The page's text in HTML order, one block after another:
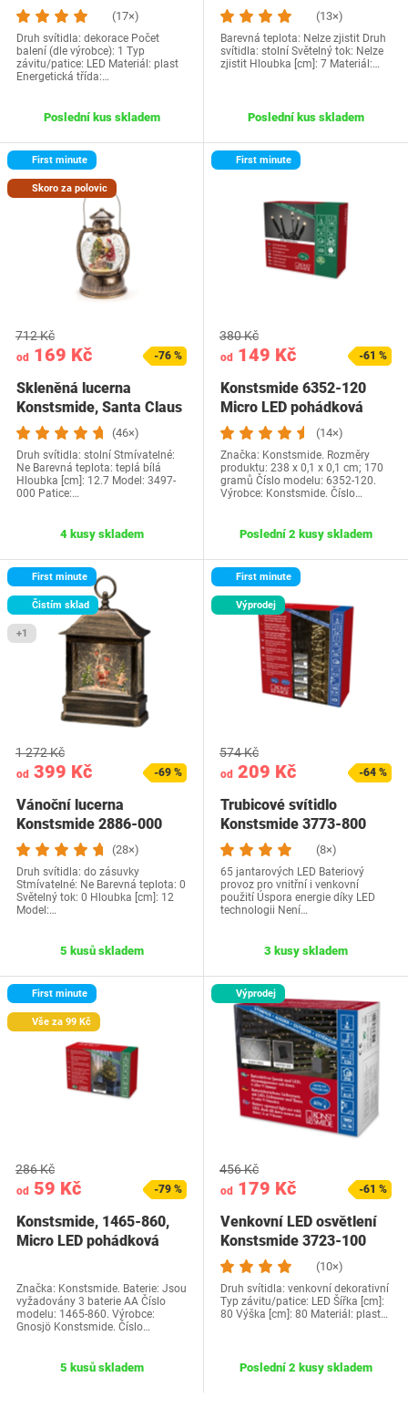
(17×)
Druh svítidla: dekorace Počet
balení (dle výrobce): 1 Typ
závitu/patice: LED Materiál: plast
Energetická třída:…
Poslední kus skladem
(13×)
Barevná teplota: Nelze zjistit Druh
svítidla: stolní Světelný tok: Nelze
zjistit Hloubka [cm]: 7 Materiál:…
Poslední kus skladem
First minute
Skoro za polovic
od 169 Kč
712 Kč
-76 %
Skleněná lucerna
Konstsmide, Santa Claus
(46×)
Druh svítidla: stolní Stmívatelné:
Ne Barevná teplota: teplá bílá
Hloubka [cm]: 12.7 Model: 3497-
000 Patice:…
4 kusy skladem
First minute
od 149 Kč
380 Kč
-61 %
Konstsmide 6352-120
Micro LED pohádková
světla / pro…
(14×)
Značka: Konstsmide. Rozměry
produktu: 238 x 0,1 x 0,1 cm; 170
gramů Číslo modelu: 6352-120.
Výrobce: Konstsmide. Číslo…
Poslední 2 kusy skladem
First minute
Čistím sklad
+1
od 399 Kč
1 272 Kč
-69 %
Vánoční lucerna
Konstsmide 2886-000
(28×)
Druh svítidla: do zásuvky
Stmívatelné: Ne Barevná teplota: 0
Světelný tok: 0 Hloubka [cm]: 12
Model:…
5 kusů skladem
First minute
Výprodej
od 209 Kč
574 Kč
-64 %
Trubicové svítidlo
Konstsmide 3773-800
(8×)
65 jantarových LED Bateriový
provoz pro vnitřní i venkovní
použití Úspora energie díky LED
technologii Není…
3 kusy skladem
First minute
Vše za 99 Kč
od 59 Kč
286 Kč
-79 %
Konstsmide, 1465-860,
Micro LED pohádková
Značka: Konstsmide. Baterie: Jsou
vyžadovány 3 baterie AA Číslo
modelu: 1465-860. Výrobce:
Gnosjö Konstsmide. Číslo…
5 kusů skladem
Výprodej
od 179 Kč
456 Kč
-61 %
Venkovní LED osvětlení
Konstsmide 3723-100
(10×)
Druh svítidla: venkovní dekorativní
Typ závitu/patice: LED Šířka [cm]:
80 Výška [cm]: 80 Materiál: plast…
Poslední 2 kusy skladem